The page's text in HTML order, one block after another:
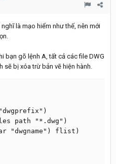
là mạo hiểm như thế, nên mới
bạn gõ lệnh A, tất cả các file DWG
sẽ bị xóa trừ bản vẽ hiện hành.
path "*.dwg")
"dwgname") flist)